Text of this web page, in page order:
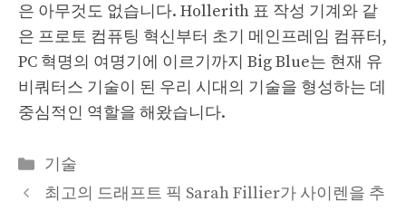
은 아무것도 없습니다. Hollerith 표 작성 기계와 같
은 프로토 컴퓨팅 혁신부터 초기 메인프레임 컴퓨터,
PC 혁명의 여명기에 이르기까지 Big Blue는 현재 유
비쿼터스 기술이 된 우리 시대의 기술을 형성하는 데
중심적인 역할을 해왔습니다.
Categories
기술
최고의 드래프트 픽 Sarah Fillier가 사이렌을 추